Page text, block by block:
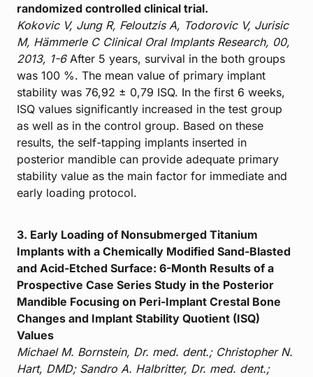
randomized controlled clinical trial.
Kokovic V, Jung R, Feloutzis A, Todorovic V, Jurisic
M, Hämmerle C Clinical Oral Implants Research, 00,
2013, 1-6After 5 years, survival in the both groups
was 100 %. The mean value of primary implant
stability was 76,92 ± 0,79 ISQ. In the first 6 weeks,
ISQ values significantly increased in the test group
as well as in the control group. Based on these
results, the self-tapping implants inserted in
posterior mandible can provide adequate primary
stability value as the main factor for immediate and
early loading protocol.
3. Early Loading of Nonsubmerged Titanium
Implants with a Chemically Modified Sand-Blasted
and Acid-Etched Surface: 6-Month Results of a
Prospective Case Series Study in the Posterior
Mandible Focusing on Peri-Implant Crestal Bone
Changes and Implant Stability Quotient (ISQ)
Values
Michael M. Bornstein, Dr. med. dent.; Christopher N.
Hart, DMD; Sandro A. Halbritter, Dr. med. dent.;